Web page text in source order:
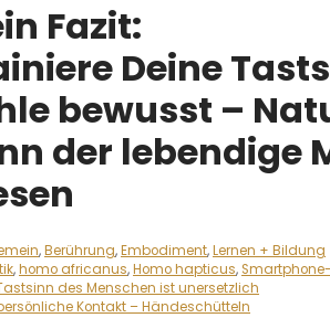
Fazit:
Deine
bewusst –
der lebendige
,Berührung,Embodiment,Lernen + Bildung
,homo africanus,Homo hapticus,
des Menschen ist unersetzlich
Kontakt – Händeschütteln